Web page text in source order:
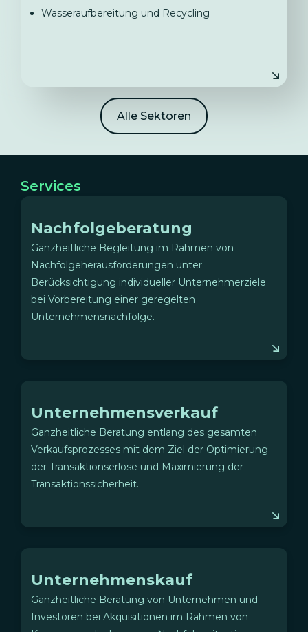
Wasseraufbereitung und Recycling
Alle Sektoren
Services
Nachfolgeberatung
Ganzheitliche Begleitung im Rahmen von
Nachfolgeherausforderungen unter
Berücksichtigung individueller Unternehmerziele
bei Vorbereitung einer geregelten
Unternehmensnachfolge.
Unternehmensverkauf
Ganzheitliche Beratung entlang des gesamten
Verkaufsprozesses mit dem Ziel der Optimierung
der Transaktionserlöse und Maximierung der
Transaktionssicherheit.
Unternehmenskauf
Ganzheitliche Beratung von Unternehmen und
Investoren bei Akquisitionen im Rahmen von